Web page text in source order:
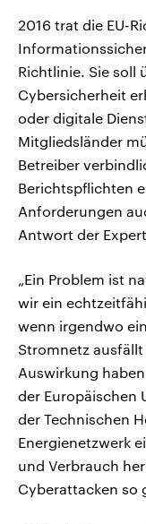
2016 trat die EU-
Richtlinie. Sie soll
Cybersicherheit
oder digitale
Mitgliedsländer
Betreiber
Berichtspflichten
Anforderungen
Antwort der
„Ein Problem ist
wir ein
wenn irgendwo
Stromnetz ausfällt
Auswirkung
der Europäischen
der Technischen
Energienetzwerk
und Verbrauch
Cyberattacken so